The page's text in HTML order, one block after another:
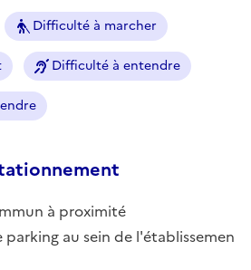
Difficulté à marcher
Difficulté à entendre
à proximité
parking au sein de l'établissemen